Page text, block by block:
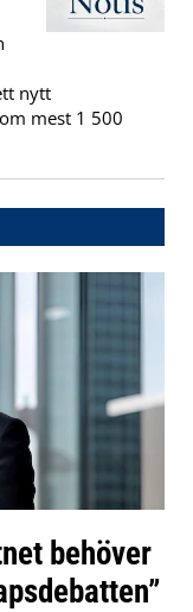
nytt
mest 1 500
behöver